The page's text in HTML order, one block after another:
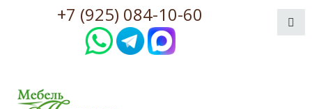
+7 (925) 084-10-60